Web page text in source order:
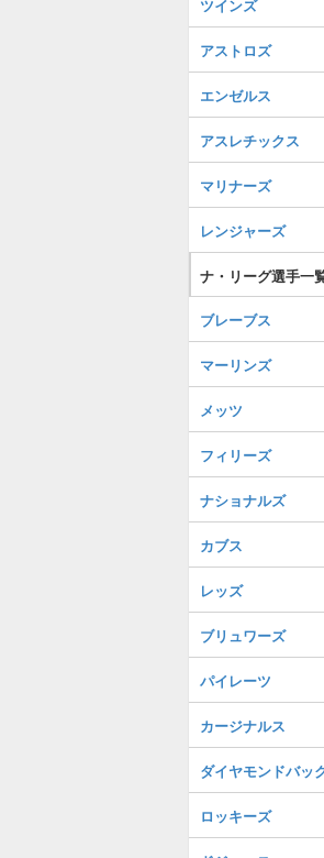
ツインズ
アストロズ
エンゼルス
アスレチックス
マリナーズ
レンジャーズ
ナ・リーグ選手一
ブレーブス
マーリンズ
メッツ
フィリーズ
ナショナルズ
カブス
レッズ
ブリュワーズ
パイレーツ
カージナルス
ダイヤモンドバッ
ロッキーズ